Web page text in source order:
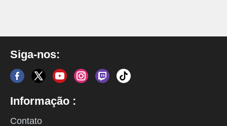
Siga-nos:
Informação :
Contato